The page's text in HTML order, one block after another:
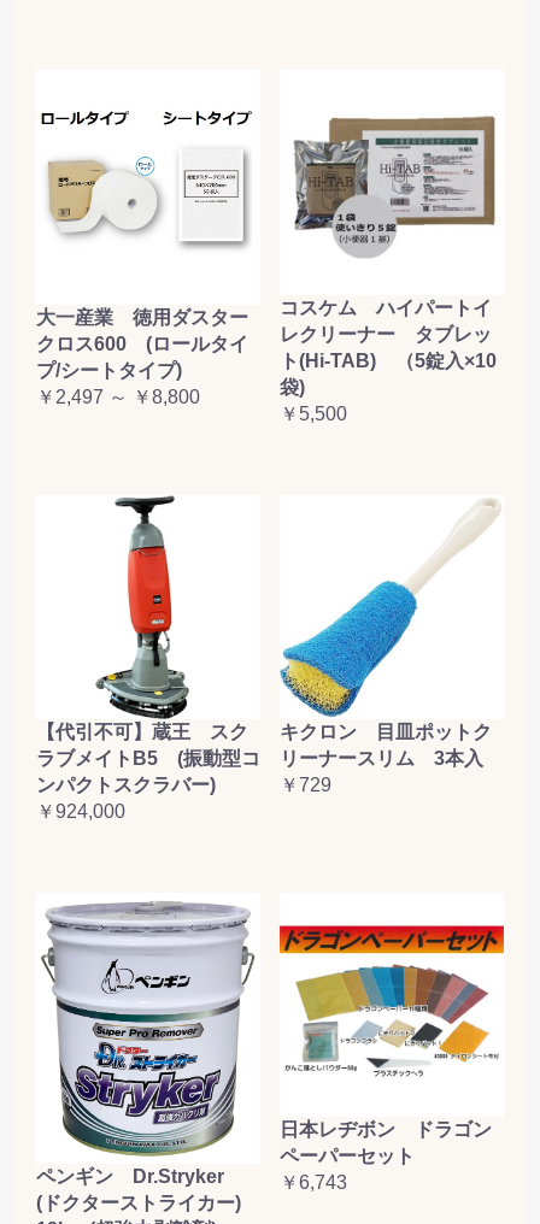
大一産業 徳用ダスター
クロス600 (ロールタイ
プ/シートタイプ)
￥2,497 ～ ￥8,800
コスケム ハイパートイ
レクリーナー タブレッ
ト(Hi-TAB) （5錠入×10
袋)
￥5,500
【代引不可】蔵王 スク
ラブメイトB5 (振動型コ
ンパクトスクラバー)
￥924,000
キクロン 目皿ポットク
リーナースリム 3本入
￥729
ペンギン Dr.Stryker
(ドクターストライカー)
日本レヂボン ドラゴン
ペーパーセット
￥6,743